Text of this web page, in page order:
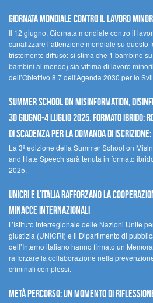
Giornata mondiale contro il lavoro
Il 12 giugno, Giornata mondiale contro il
canalizzare l’attenzione mondiale su questo
tristemente diffuso: si stima che 1 bambino
bambini al mondo) sia vittima di lavoro
dell’Obiettivo 8.7 dell’Agenda 2030 per lo
Summer School on Misinformation,
30 giugno-4 luglio 2025. Formato ibrido:
di scadenza per la domanda di iscrizione:
La 3ª edizione della Summer School on
and Hate Speech sarà tenuta in formato
2025.
UNICRI e l’Italia rafforzano la
minacce internazionali
L’Istituto interregionale delle Nazioni Unite
giustizia (UNICRI) e il Dipartimento di
dell’Interno italiano hanno firmato un
rafforzare la collaborazione nella
criminali complessi.
Metà percorso: un momento di